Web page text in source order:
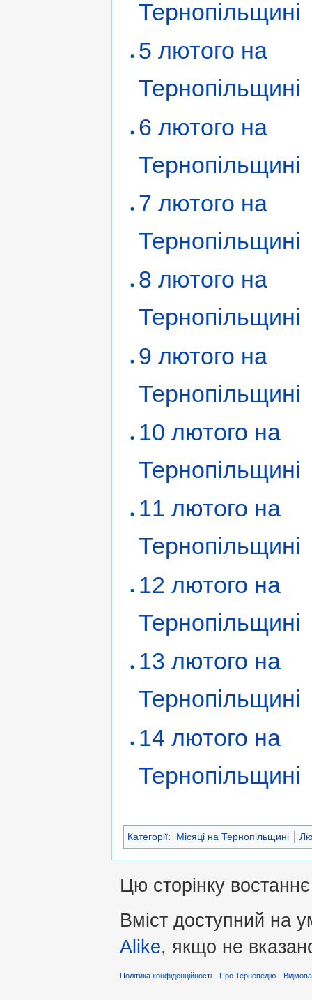
Тернопільщині
5 лютого на
Тернопільщині
6 лютого на
Тернопільщині
7 лютого на
Тернопільщині
8 лютого на
Тернопільщині
9 лютого на
Тернопільщині
10 лютого на
Тернопільщині
11 лютого на
Тернопільщині
12 лютого на
Тернопільщині
13 лютого на
Тернопільщині
14 лютого на
Тернопільщині
Категорії: Місяці на Тернопільщині
Цю сторінку
Вміст доступний на
Alike, якщо не
Політика конфіденційності Про Тернопедію Відмова